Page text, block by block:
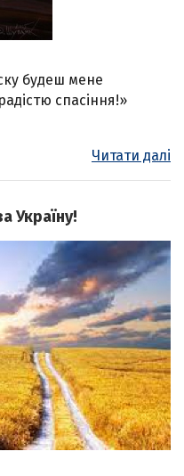
будеш мене
спасіння!»
Читати далі
Україну!